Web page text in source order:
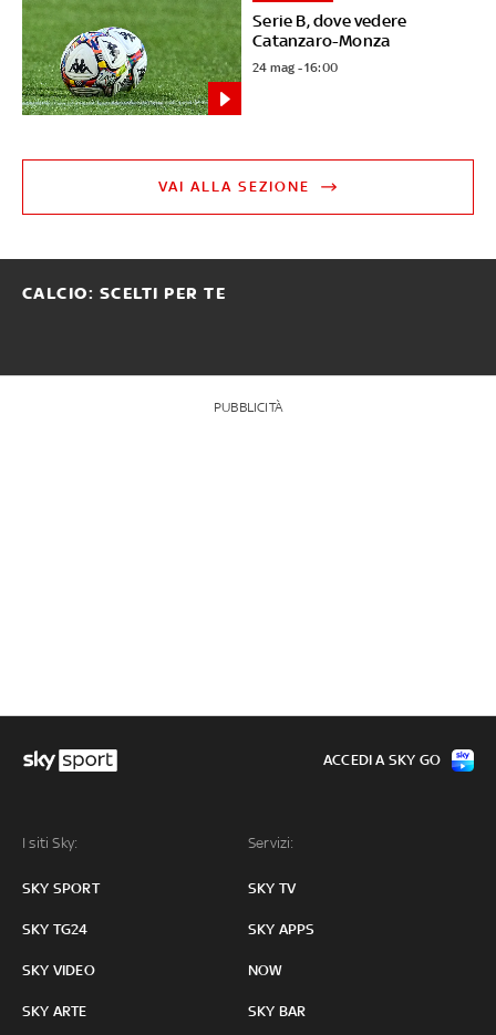
Serie B, dove vedere
Catanzaro-Monza
24 mag - 16:00
VAI ALLA SEZIONE
CALCIO: SCELTI PER TE
PUBBLICITÀ
I siti Sky:
SKY SPORT
SKY TG24
SKY VIDEO
SKY ARTE
Servizi:
SKY TV
SKY APPS
NOW
SKY BAR
ACCEDI A SKY GO